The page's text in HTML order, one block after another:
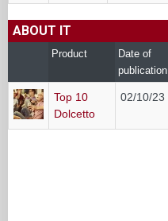
ABOUT IT
Product
Date of
publication
Top 10
Dolcetto
02/10/23